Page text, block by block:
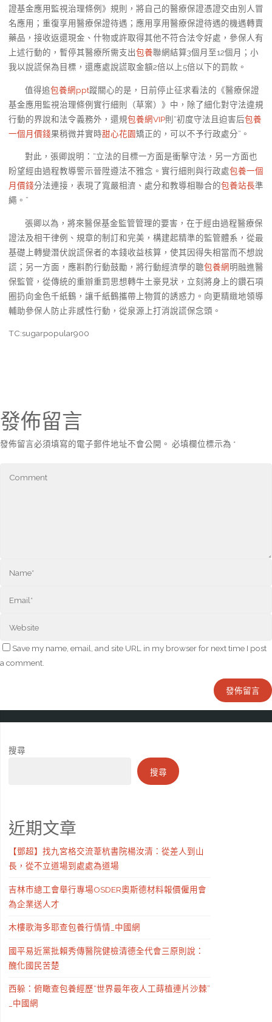
證基金應用監視治理條例》規則，將自己的醫療保證憑證交由別人冒
名應用；重復享用醫療保證待遇；應用享用醫療保證待遇的機遇轉賣
藥品，接收返還現金、什物或許取得其他不符合法令好處，參保人有
上述行動的，暫停其醫療所需支出包養聯網結算3個月至12個月；小
我以說謊保為目標，還應處說謊取金額2倍以上5倍以下的罰款。
值得追包養網ppt蹤關心的是，日前停止征求看法的《醫療保證
基金應用監視治理條例實行細則（草案）》中，除了細化對守法違規
行動的界說和法令義務外，還規包養網VIP則“初度守法且迫害后包養
一個月價錢果稍微并實時甜心花園矯正的，可以不予行政處分”。
對此，張卿說明：“立法的目標一方面是衝擊守法，另一方面也
盼望經由過程教導警示晉陞遵法不雅念。實行細則與行政處包養一個
月價錢分法連接，表現了寬嚴相濟、處分和教導相聯合的包養站長準
繩。”
張卿以為，將來醫保基金監管管理的要害，在于經由過程醫療保
證法及相干律例、規章的制訂和完美，構建起精準的監管體系，從最
基礎上轉變潛伏說謊保者的本錢收益核算，使其因得失相當而不想說
謊；另一方面，應斟酌行動鼓勵，將行動經濟學的聰包養網明融進醫
保監管，從傳統的重辦重罰思想轉牛土豪見狀，立刻將身上的鑽石項
圈扔向金色千紙鶴，讓千紙鶴攜帶上物質的誘惑力。向更精緻地領導
輔助參保人防止非感性行動，從泉源上打消說謊保念頭。
TC:sugarpopular900
發佈留言
發佈留言必須填寫的電子郵件地址不會公開。 必填欄位標示為 *
Save my name, email, and site URL in my browser for next time I post
a comment.
搜尋
搜尋
近期文章
【鄧超】找九宮格交流葦杭書院楊汝清：從差人到山
長，從不立道場到處處為道場
吉林市總工會舉行專場OSDER奧斯德材料報價僱用會
為企業送人才
木樓歌海多耶查包養行情情_中國網
國平易近黨批賴秀傳醫院健檢清德全代會三原則說：
醜化國民苦楚
西躲：俯瞰查包養經歷“世界最年夜人工蒔植連片沙棘”
_中國網